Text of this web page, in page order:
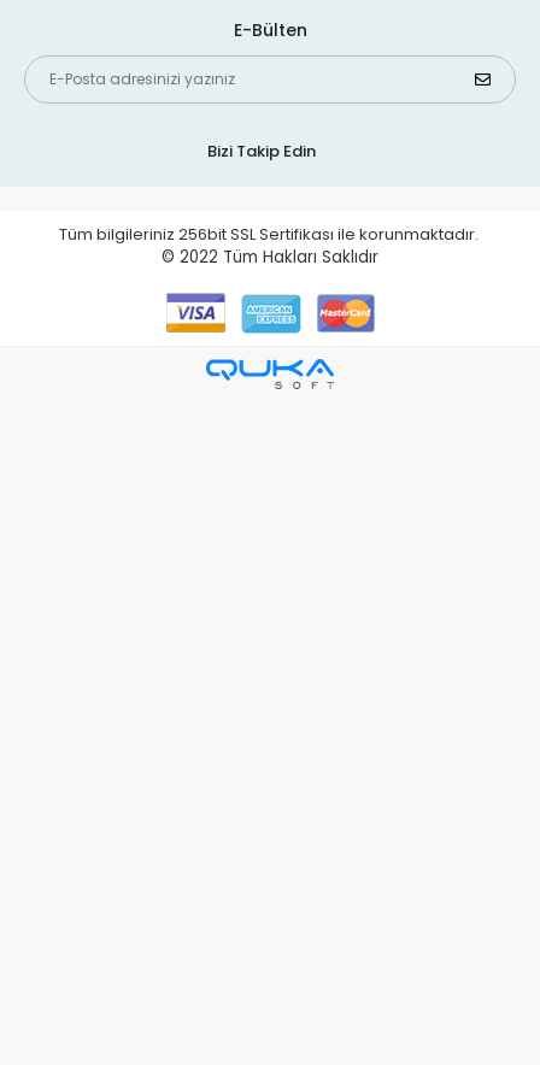
E-Bülten
Bizi Takip Edin
Tüm bilgileriniz 256bit SSL Sertifikası ile korunmaktadır.
© 2022 Tüm Hakları Saklıdır